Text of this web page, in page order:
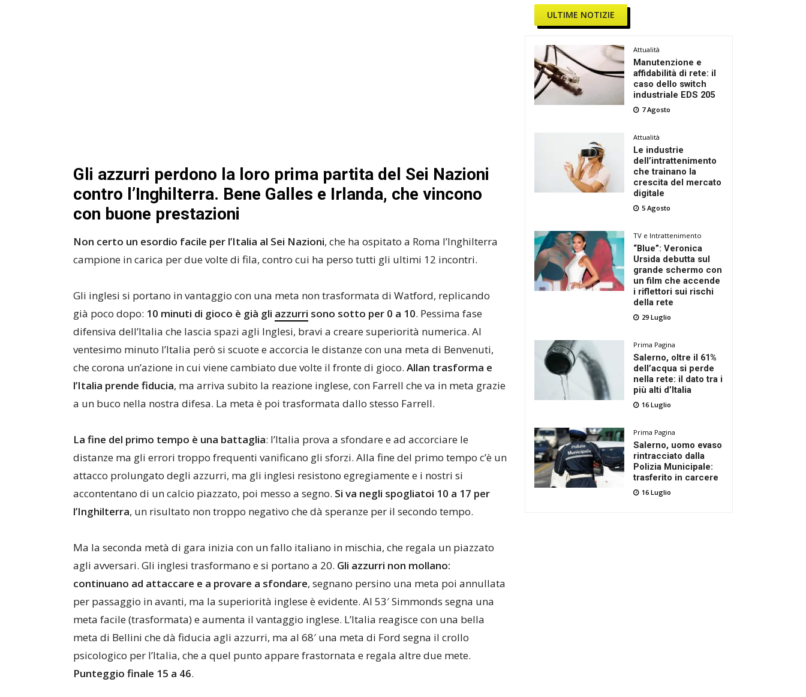
Gli azzurri perdono la loro prima partita del Sei Nazioni
contro l’Inghilterra. Bene Galles e Irlanda, che vincono
con buone prestazioni
Non certo un esordio facile per l’Italia al Sei Nazioni, che ha ospitato a Roma l’Inghilterra
campione in carica per due volte di fila, contro cui ha perso tutti gli ultimi 12 incontri.
Gli inglesi si portano in vantaggio con una meta non trasformata di Watford, replicando
già poco dopo: 10 minuti di gioco è già gli azzurri sono sotto per 0 a 10. Pessima fase
difensiva dell’Italia che lascia spazi agli Inglesi, bravi a creare superiorità numerica. Al
ventesimo minuto l’Italia però si scuote e accorcia le distanze con una meta di Benvenuti,
che corona un’azione in cui viene cambiato due volte il fronte di gioco. Allan trasforma e
l’Italia prende fiducia, ma arriva subito la reazione inglese, con Farrell che va in meta grazie
a un buco nella nostra difesa. La meta è poi trasformata dallo stesso Farrell.
La fine del primo tempo è una battaglia: l’Italia prova a sfondare e ad accorciare le
distanze ma gli errori troppo frequenti vanificano gli sforzi. Alla fine del primo tempo c’è un
attacco prolungato degli azzurri, ma gli inglesi resistono egregiamente e i nostri si
accontentano di un calcio piazzato, poi messo a segno. Si va negli spogliatoi 10 a 17 per
l’Inghilterra, un risultato non troppo negativo che dà speranze per il secondo tempo.
Ma la seconda metà di gara inizia con un fallo italiano in mischia, che regala un piazzato
agli avversari. Gli inglesi trasformano e si portano a 20. Gli azzurri non mollano:
continuano ad attaccare e a provare a sfondare, segnano persino una meta poi annullata
per passaggio in avanti, ma la superiorità inglese è evidente. Al 53′ Simmonds segna una
meta facile (trasformata) e aumenta il vantaggio inglese. L’Italia reagisce con una bella
meta di Bellini che dà fiducia agli azzurri, ma al 68′ una meta di Ford segna il crollo
psicologico per l’Italia, che a quel punto appare frastornata e regala altre due mete.
Punteggio finale 15 a 46.
ULTIME NOTIZIE
Attualità
Manutenzione e
affidabilità di rete: il
caso dello switch
industriale EDS 205
7 Agosto
Attualità
Le industrie
dell’intrattenimento
che trainano la
crescita del mercato
digitale
5 Agosto
TV e Intrattenimento
“Blue”: Veronica
Ursida debutta sul
grande schermo con
un film che accende
i riflettori sui rischi
della rete
29 Luglio
Prima Pagina
Salerno, oltre il 61%
dell’acqua si perde
nella rete: il dato tra i
più alti d’Italia
16 Luglio
Prima Pagina
Salerno, uomo evaso
rintracciato dalla
Polizia Municipale:
trasferito in carcere
16 Luglio